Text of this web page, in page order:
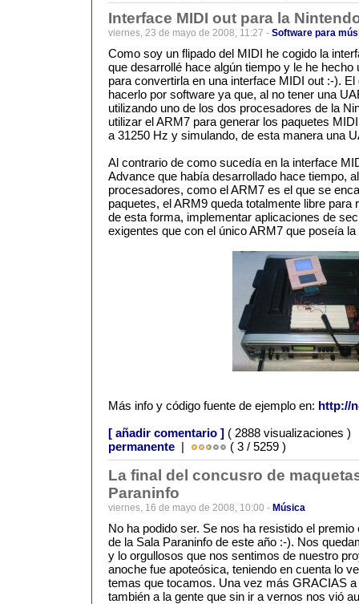
Interface MIDI out para la
viernes, 23 de mayo de 2008, 11:27 - Software para
Como soy un flipado del MIDI he cogido la
que desarrollé hace algún tiempo y le he hecho
para convertirla en una interface MIDI out :-).
hacerlo por software ya que, al no tener una
utilizando uno de los dos procesadores de la
utilizar el ARM7 para generar los paquetes
a 31250 Hz y simulando, de esta manera una
Al contrario de como sucedía en la interface
Advance que había desarrollado hace tiempo,
procesadores, como el ARM7 es el que se
paquetes, el ARM9 queda totalmente libre para
de esta forma, implementar aplicaciones de
exigentes que con el único ARM7 que poseía
Más info y código fuente de ejemplo en: http://
[ añadir comentario ] ( 2888 visualizaciones
permanente | ( 3 / 5259 )
La final del concusro de
Paraninfo
viernes, 16 de mayo de 2008, 10:00 - Música
No ha podido ser. Se nos ha resistido el
de la Sala Paraninfo de este año :-). Nos
y lo orgullosos que nos sentimos de nuestro
anoche fue apoteósica, teniendo en cuenta lo
temas que tocamos. Una vez más GRACIAS
también a la gente que sin ir a vernos nos vió